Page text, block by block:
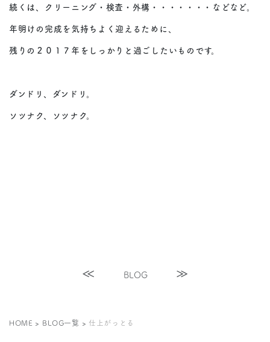
続くは、クリーニング・検査・外構・・・・・・・などなど。
年明けの完成を気持ちよく迎えるために、
残りの２０１７年をしっかりと過ごしたいものです。
ダンドリ、ダンドリ。
ソツナク、ソツナク。
BLOG
HOME > BLOG一覧 > 仕上がっとる